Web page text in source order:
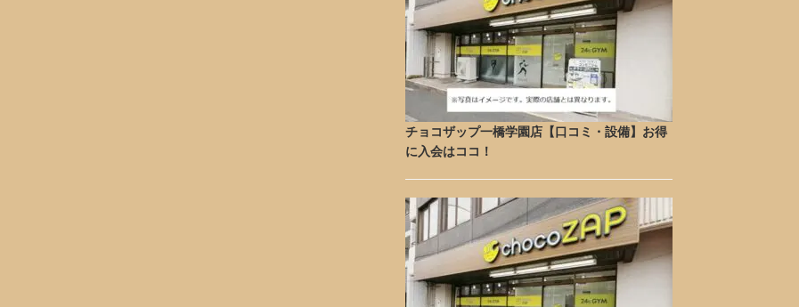
チョコザップ一橋学園店【口コミ・設備】お得
に入会はココ！